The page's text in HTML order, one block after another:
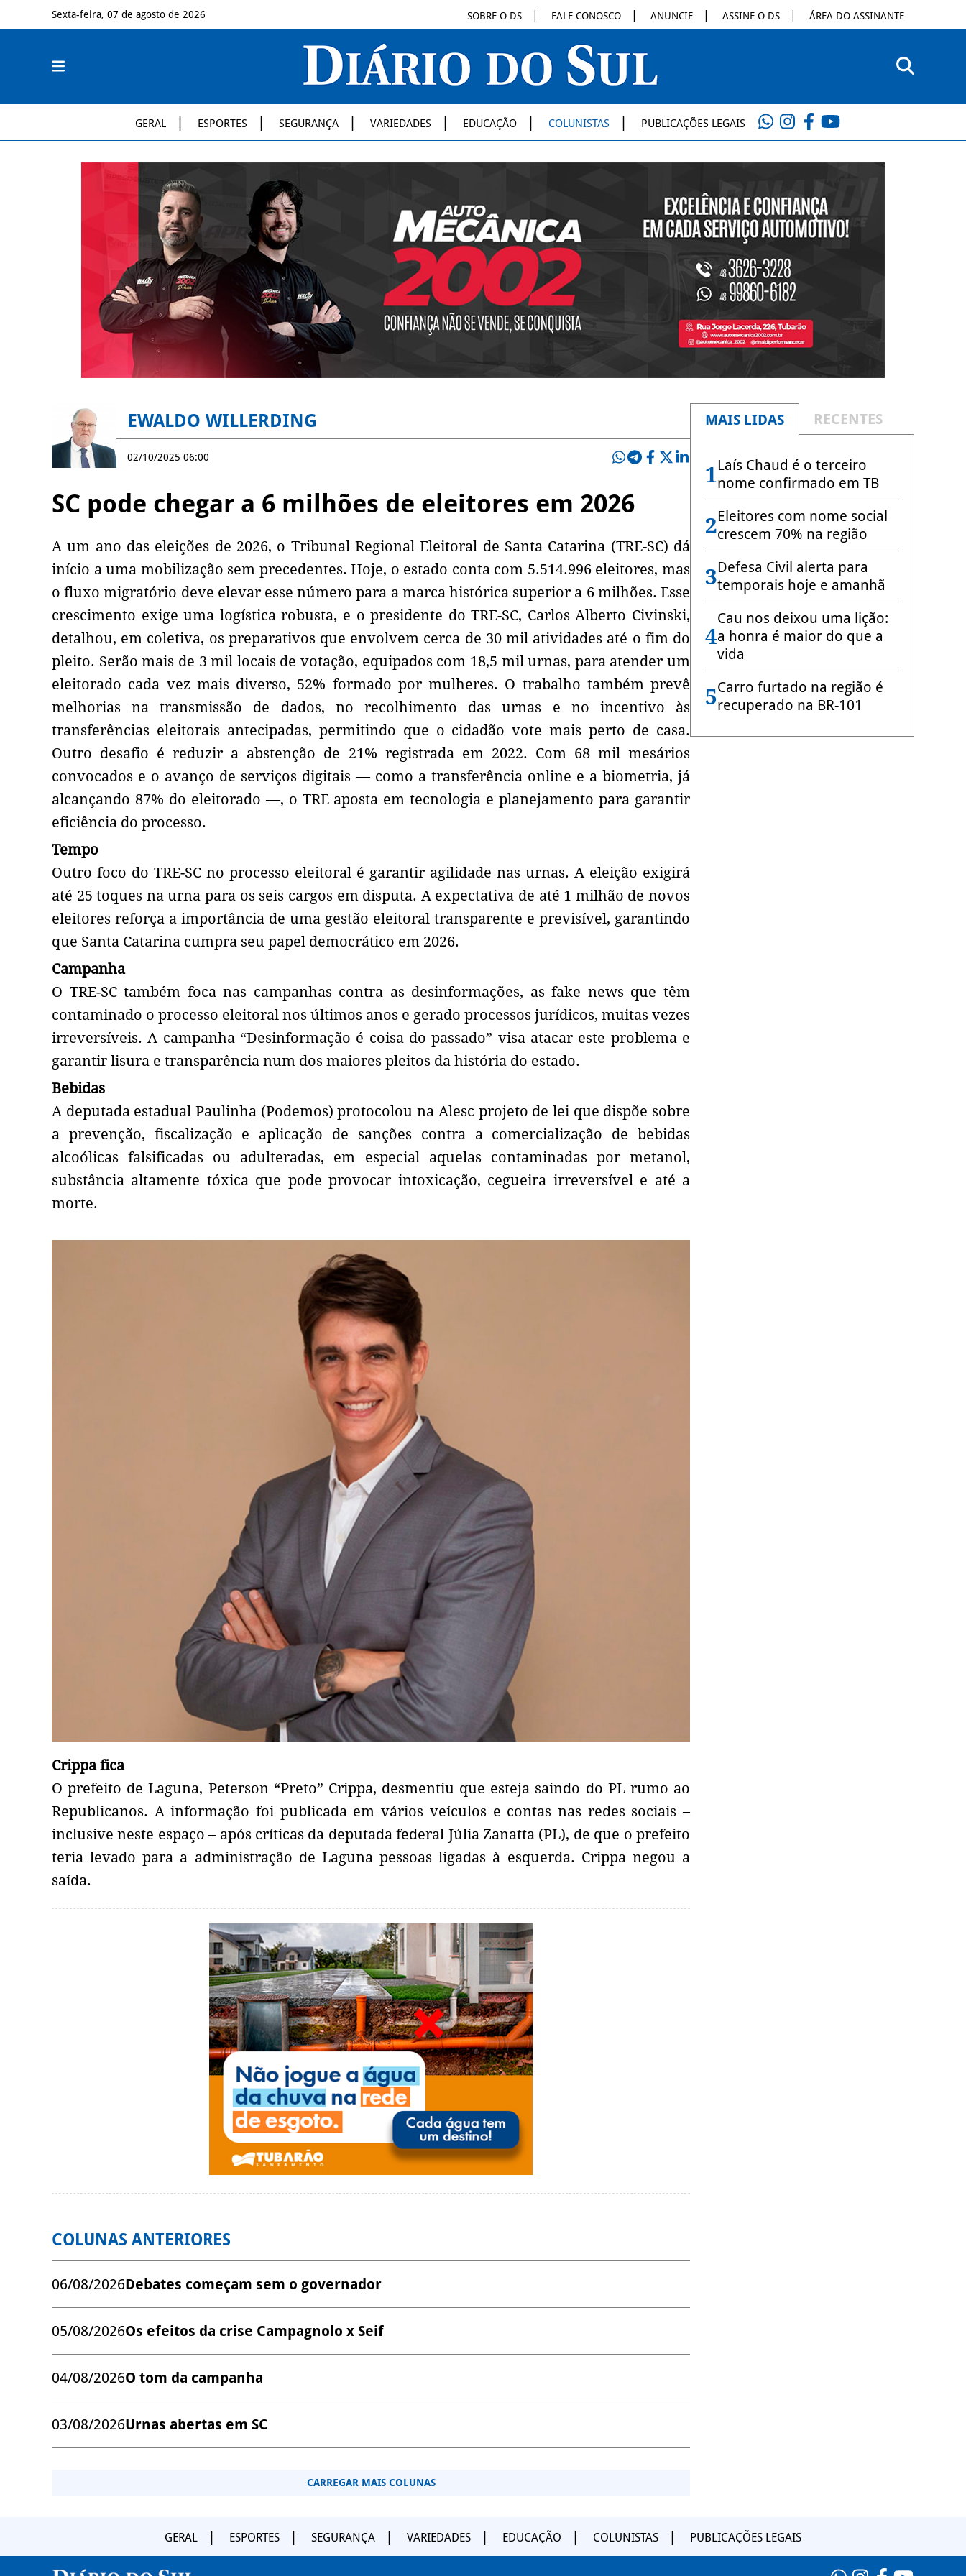
Sexta-feira, 07 de agosto de 2026 SOBRE O DS FALE CONOSCO ANUNCIE ASSINE O DS ÁREA DO ASSINANTE
GERAL ESPORTES SEGURANÇA VARIEDADES EDUCAÇÃO COLUNISTAS PUBLICAÇÕES LEGAIS
EWALDO WILLERDING
02/10/2025 06:00
SC pode chegar a 6 milhões de eleitores em 2026
A um ano das eleições de 2026, o Tribunal Regional Eleitoral de Santa Catarina (TRE-SC) dá
início a uma mobilização sem precedentes. Hoje, o estado conta com 5.514.996 eleitores, mas
o fluxo migratório deve elevar esse número para a marca histórica superior a 6 milhões. Esse
crescimento exige uma logística robusta, e o presidente do TRE-SC, Carlos Alberto Civinski,
detalhou, em coletiva, os preparativos que envolvem cerca de 30 mil atividades até o fim do
pleito. Serão mais de 3 mil locais de votação, equipados com 18,5 mil urnas, para atender um
eleitorado cada vez mais diverso, 52% formado por mulheres. O trabalho também prevê
melhorias na transmissão de dados, no recolhimento das urnas e no incentivo às
transferências eleitorais antecipadas, permitindo que o cidadão vote mais perto de casa.
Outro desafio é reduzir a abstenção de 21% registrada em 2022. Com 68 mil mesários
convocados e o avanço de serviços digitais — como a transferência online e a biometria, já
alcançando 87% do eleitorado —, o TRE aposta em tecnologia e planejamento para garantir
eficiência do processo.
Tempo
Outro foco do TRE-SC no processo eleitoral é garantir agilidade nas urnas. A eleição exigirá
até 25 toques na urna para os seis cargos em disputa. A expectativa de até 1 milhão de novos
eleitores reforça a importância de uma gestão eleitoral transparente e previsível, garantindo
que Santa Catarina cumpra seu papel democrático em 2026.
Campanha
O TRE-SC também foca nas campanhas contra as desinformações, as fake news que têm
contaminado o processo eleitoral nos últimos anos e gerado processos jurídicos, muitas vezes
irreversíveis. A campanha “Desinformação é coisa do passado” visa atacar este problema e
garantir lisura e transparência num dos maiores pleitos da história do estado.
Bebidas
A deputada estadual Paulinha (Podemos) protocolou na Alesc projeto de lei que dispõe sobre
a prevenção, fiscalização e aplicação de sanções contra a comercialização de bebidas
alcoólicas falsificadas ou adulteradas, em especial aquelas contaminadas por metanol,
substância altamente tóxica que pode provocar intoxicação, cegueira irreversível e até a
morte.
Crippa fica
O prefeito de Laguna, Peterson “Preto” Crippa, desmentiu que esteja saindo do PL rumo ao
Republicanos. A informação foi publicada em vários veículos e contas nas redes sociais –
inclusive neste espaço – após críticas da deputada federal Júlia Zanatta (PL), de que o prefeito
teria levado para a administração de Laguna pessoas ligadas à esquerda. Crippa negou a
saída.
COLUNAS ANTERIORES
06/08/2026Debates começam sem o governador
05/08/2026Os efeitos da crise Campagnolo x Seif
04/08/2026O tom da campanha
03/08/2026Urnas abertas em SC
CARREGAR MAIS COLUNAS
MAIS LIDAS RECENTES
1Laís Chaud é o terceiro
nome confirmado em TB
2Eleitores com nome social
crescem 70% na região
3Defesa Civil alerta para
temporais hoje e amanhã
4
Cau nos deixou uma lição:
a honra é maior do que a
vida
5Carro furtado na região é
recuperado na BR-101
GERAL ESPORTES SEGURANÇA VARIEDADES EDUCAÇÃO COLUNISTAS PUBLICAÇÕES LEGAIS